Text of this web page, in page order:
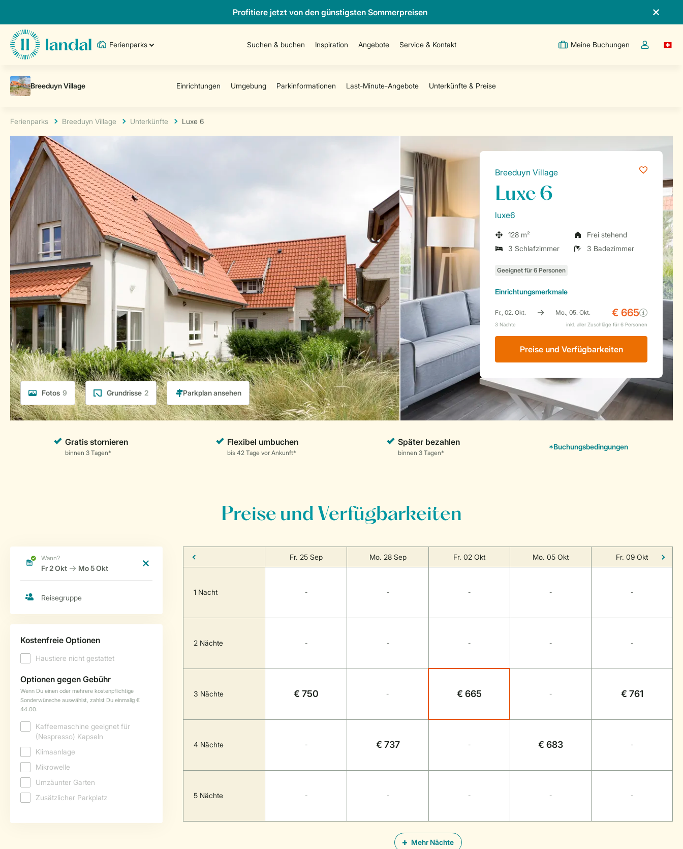
Profitiere jetzt von den günstigsten Sommerpreisen
Ferienparks Suchen & buchen Inspiration Angebote Service & Kontakt Meine Buchungen
Dropdown-
Ferienparks Breeduyn Village Unterkünfte Luxe 6
Fotos 9 Grundrisse 2
Breeduyn Village
Luxe 6
luxe6
128 m²
Frei stehend
3 Schlafzimmer
3 Badezimmer
Einrichtungsmerkmale
Preise und Verfügbarkeiten
Preise und Verfügbarkeiten
Mehr Nächte
Fr. 25 Sep Mo. 28 Sep Fr. 02 Okt Mo. 05 Okt Fr. 09 Okt
1 Nacht - - - - -
2 Nächte - - - - -
3 Nächte € 750 - € 665 - € 761
4 Nächte - € 737 - € 683 -
5 Nächte - - - - -